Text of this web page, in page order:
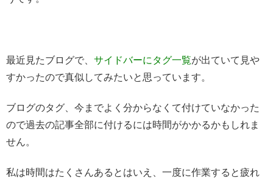
最近見たブログで、 サイドバーにタグ一覧が出ていて見や
すかったので真似してみたいと思っています。
ブログのタグ、今までよく分からなくて付けていなかった
ので過去の記事全部に付けるには時間がかかるかもしれま
せん。
私は時間はたくさんあるとはいえ、一度に作業すると疲れ